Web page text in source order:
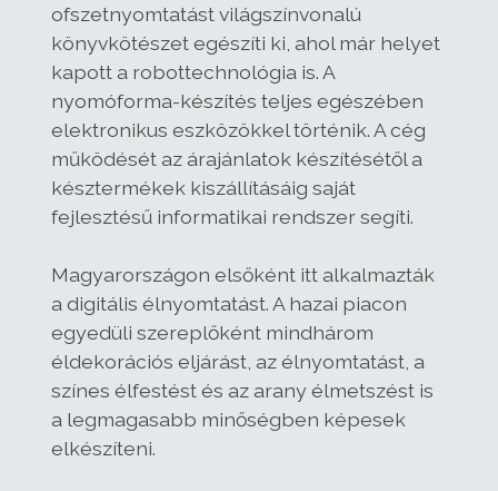
ofszetnyomtatást világszínvonalú
könyvkötészet egészíti ki, ahol már helyet
kapott a robottechnológia is. A
nyomóforma-készítés teljes egészében
elektronikus eszközökkel történik. A cég
működését az árajánlatok készítésétől a
késztermékek kiszállításáig saját
fejlesztésű informatikai rendszer segíti.
Magyarországon elsőként itt alkalmazták
a digitális élnyomtatást. A hazai piacon
egyedüli szereplőként mindhárom
éldekorációs eljárást, az élnyomtatást, a
színes élfestést és az arany élmetszést is
a legmagasabb minőségben képesek
elkészíteni.